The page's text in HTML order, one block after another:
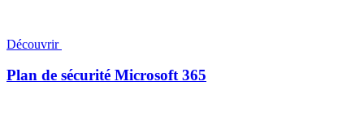
Découvrir
Plan de sécurité Microsoft 365